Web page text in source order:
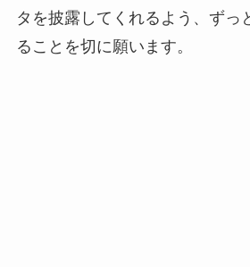
タを披露してくれるよう、ずっ
ることを切に願います。